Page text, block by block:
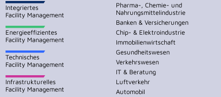
Integriertes
Facility Management
Energieeffizientes
Facility Management
Technisches
Facility Management
Infrastrukturelles
Facility Management
Pharma-, Chemie- und
Nahrungsmittelindustrie
Banken & Versicherungen
Chip- & Elektroindustrie
Immobilienwirtschaft
Gesundheitswesen
Verkehrswesen
IT & Beratung
Luftverkehr
Automobil